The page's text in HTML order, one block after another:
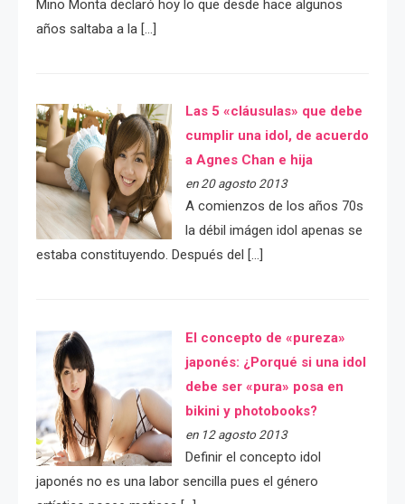
Mino Monta declaró hoy lo que desde hace algunos
años saltaba a la […]
Las 5 «cláusulas» que debe
cumplir una idol, de acuerdo
a Agnes Chan e hija
en 20 agosto 2013
A comienzos de los años 70s
la débil imágen idol apenas se
estaba constituyendo. Después del […]
El concepto de «pureza»
japonés: ¿Porqué si una idol
debe ser «pura» posa en
bikini y photobooks?
en 12 agosto 2013
Definir el concepto idol
japonés no es una labor sencilla pues el género